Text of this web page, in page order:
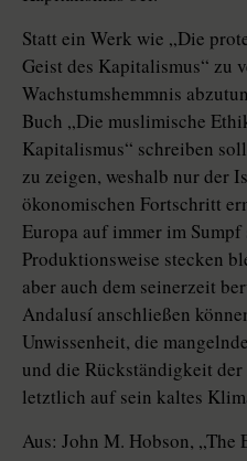
Statt ein Werk wie „Die
Geist des Kapitalismus“ zu
Wachstumshemmnis
Buch „Die muslimische
Kapitalismus“ schreiben
zu zeigen, weshalb nur der
ökonomischen Fortschritt
Europa auf immer im
Produktionsweise stecken
aber auch dem seinerzeit
Andalusí anschließen
Unwissenheit, die
und die Rückständigkeit
letztlich auf sein kaltes
Aus: John M. Hobson, „The